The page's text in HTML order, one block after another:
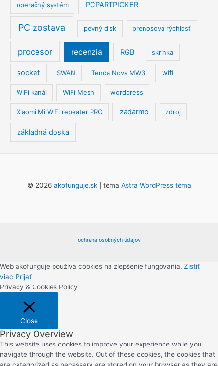
operačný systém PCPARTPICKER
PC zostava pevný disk prenosová rýchlosť
procesor recenzia RGB skrinka
socket SWAN Tenda Nova MW3 wifi
WiFi kanál WiFi Mesh wordpress
Xiaomi Mi WiFi repeater PRO zadarmo zdroj
základná doska
© 2026 akofunguje.sk| téma Astra WordPress téma
ochrana osobných údajov
Web akofunguje používa cookies na zlepšenie fungovania. Zistiť
viac Prijať
Privacy & Cookies Policy
Close
Privacy Overview
This website uses cookies to improve your experience while you
navigate through the website. Out of these cookies, the cookies that